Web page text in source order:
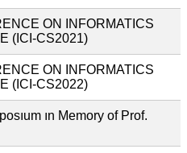
ON INFORMATICS
(ICI-CS2021)
ON INFORMATICS
(ICI-CS2022)
ın Memory of Prof.